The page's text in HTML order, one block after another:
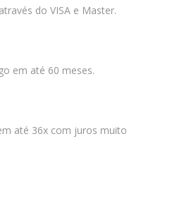
do VISA e Master.
em até 60 meses.
até 36x com juros muito